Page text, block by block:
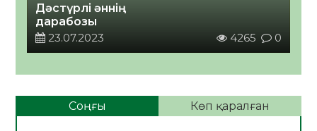
Дәстүрлі әннің
дарабозы
23.07.2023
4265 0
Соңғы Көп қаралған